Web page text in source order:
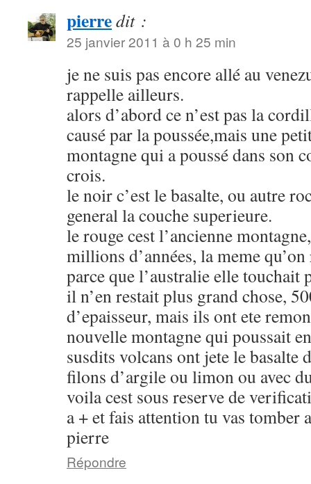
pierredit :
25 janvier 2011 à 0 h 25 min
je ne suis pas encore allé au
rappelle ailleurs.
alors d’abord ce n’est pas la
causé par la poussée,mais une
montagne qui a poussé dans son
crois.
le noir c’est le basalte, ou autre
general la couche superieure.
le rouge cest l’ancienne
millions d’années, la meme
parce que l’australie elle touchait
il n’en restait plus grand chose,
d’epaisseur, mais ils ont ete
nouvelle montagne qui poussait
susdits volcans ont jete le basalte
filons d’argile ou limon ou avec
voila cest sous reserve de
a + et fais attention tu vas tomber
pierre
Répondre